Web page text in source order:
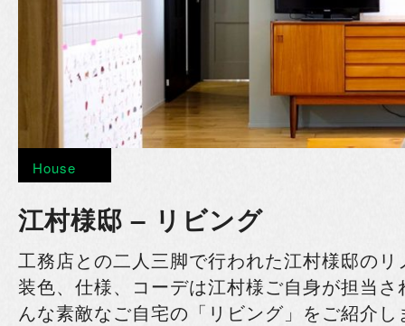
House
江村様邸 – リビング
工務店との二人三脚で行われた江村様邸の
装色、仕様、コーデは江村様ご自身が担当
んな素敵なご自宅の「リビング」をご紹介し